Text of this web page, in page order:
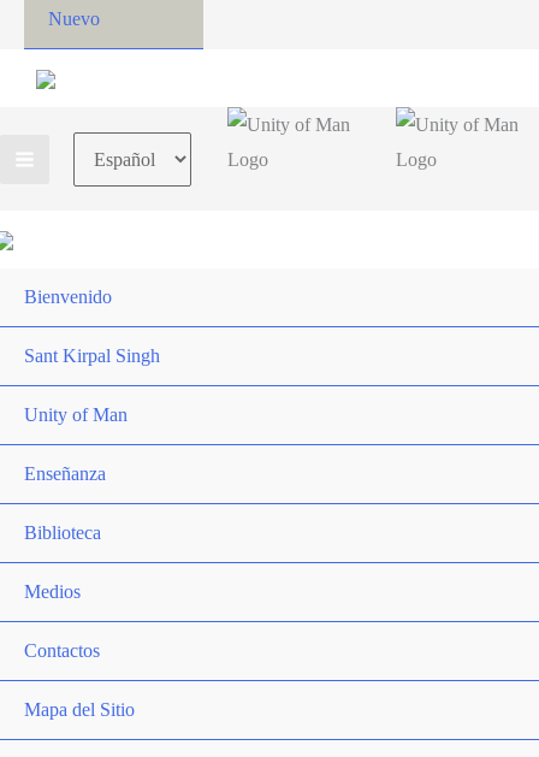
Nuevo
Choose
a
Bienvenido
Sant Kirpal Singh
Unity of Man
Enseñanza
Biblioteca
Medios
Contactos
Mapa del Sitio